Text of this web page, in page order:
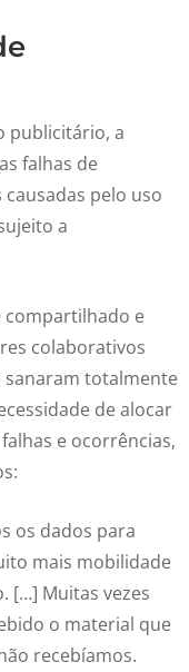
publicitário, a
falhas de
pelo uso
a
compartilhado e
colaborativos
sanaram totalmente
de alocar
e ocorrências,
os dados para
mais mobilidade
[…] Muitas vezes
o material que
recebíamos.